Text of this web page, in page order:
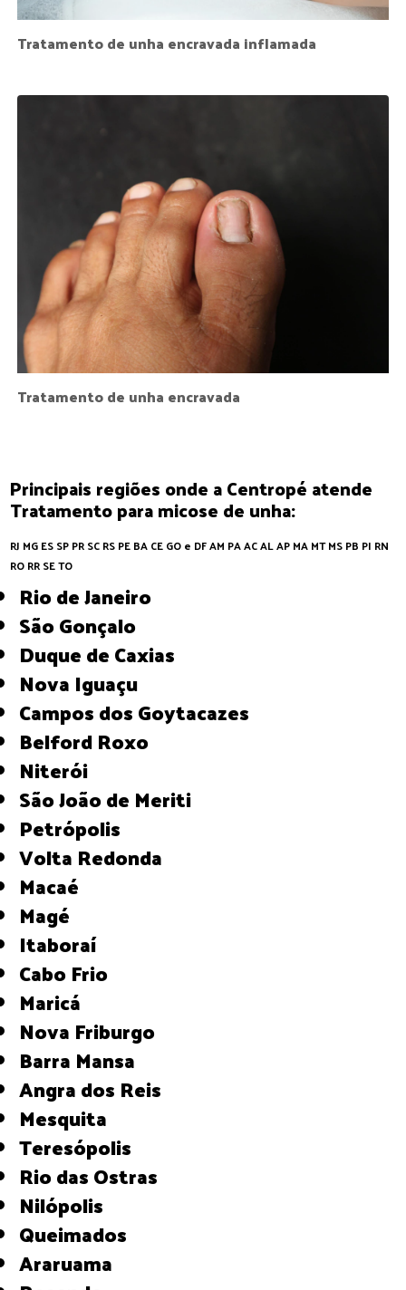
Tratamento de unha encravada inflamada
Tratamento de unha encravada
Principais regiões onde a Centropé atende
Tratamento para micose de unha:
RJ MGESSPPRSCRSPEBACEGO e DFAM PAACALAPMAMTMSPB PI RN
RORRSETO
Rio de Janeiro
São Gonçalo
Duque de Caxias
Nova Iguaçu
Campos dos Goytacazes
Belford Roxo
Niterói
São João de Meriti
Petrópolis
Volta Redonda
Macaé
Magé
Itaboraí
Cabo Frio
Maricá
Nova Friburgo
Barra Mansa
Angra dos Reis
Mesquita
Teresópolis
Rio das Ostras
Nilópolis
Queimados
Araruama